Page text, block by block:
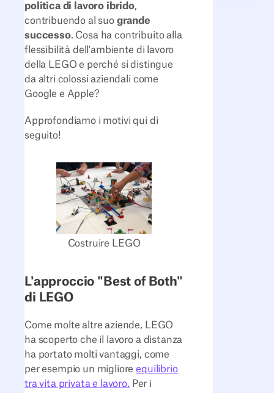
politica di lavoro ibrido,
contribuendo al suo grande
successo. Cosa ha contribuito alla
flessibilità dell'ambiente di lavoro
della LEGO e perché si distingue
da altri colossi aziendali come
Google e Apple?
Approfondiamo i motivi qui di
seguito!
Costruire LEGO
L'approccio "Best of Both"
di LEGO
Come molte altre aziende, LEGO
ha scoperto che il lavoro a distanza
ha portato molti vantaggi, come
per esempio un miglioreequilibrio
tra vita privata e lavoro. Per i